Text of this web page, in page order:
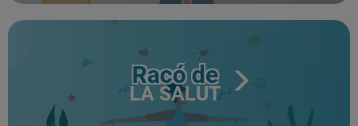
Racó de
LA SALUT